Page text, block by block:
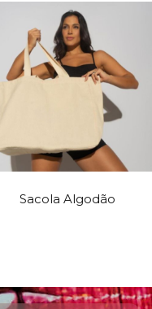
Sacola Algodão